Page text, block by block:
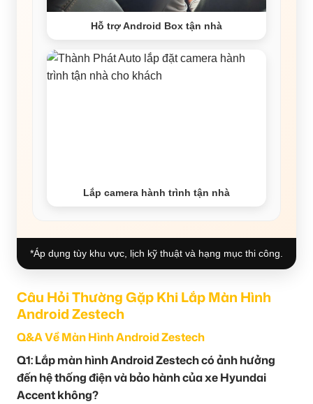
Hỗ trợ Android Box tận nhà
Lắp camera hành trình tận nhà
*Áp dụng tùy khu vực, lịch kỹ thuật và hạng mục thi công.
Câu Hỏi Thường Gặp Khi Lắp Màn Hình
Android Zestech
Q&A Về Màn Hình Android Zestech
Q1: Lắp màn hình Android Zestech có ảnh hưởng
đến hệ thống điện và bảo hành của xe Hyundai
Accent không?